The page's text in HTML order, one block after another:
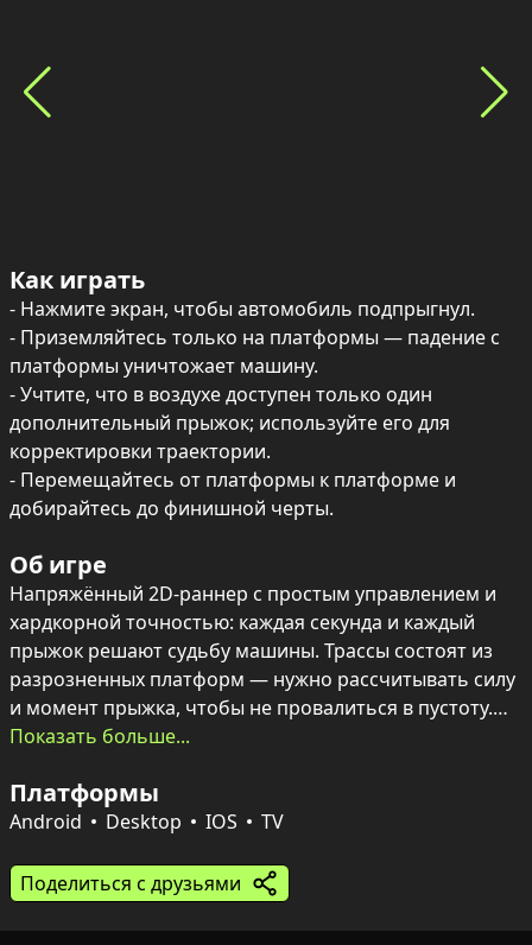
Как играть
- Нажмите экран, чтобы автомобиль подпрыгнул.
- Приземляйтесь только на платформы — падение с
платформы уничтожает машину.
- Учтите, что в воздухе доступен только один
дополнительный прыжок; используйте его для
корректировки траектории.
- Перемещайтесь от платформы к платформе и
добирайтесь до финишной черты.
Об игре
Напряжённый 2D-раннер с простым управлением и
хардкорной точностью: каждая секунда и каждый
прыжок решают судьбу машины. Трассы состоят из
разрозненных платформ — нужно рассчитывать силу
и момент прыжка, чтобы не провалиться в пустоту.
достаточно, чтобы начать заново. Быстрые рефлексы
и тактильное чутьё позволят пройти всё дальше, ловя
до победного финиша.
Показать больше...
Платформы
Android Desktop IOS TV
Поделиться с друзьями